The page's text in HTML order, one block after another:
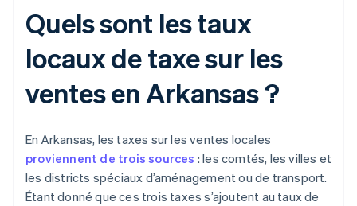
Quels sont les taux
locaux de taxe sur les
ventes en Arkansas ?
En Arkansas, les taxes sur les ventes locales
proviennent de trois sources : les comtés, les villes et
les districts spéciaux d’aménagement ou de transport.
Étant donné que ces trois taxes s’ajoutent au taux de